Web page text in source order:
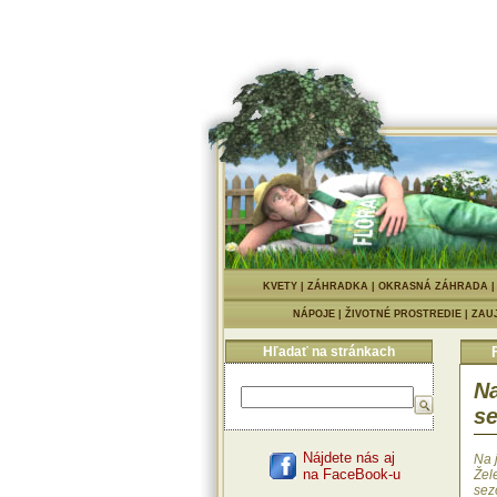
KVETY ZÁHRADKA OKRASNÁ ZÁHRADA
NÁPOJE ŽIVOTNÉ PROSTREDIE
Hľadať na stránkach
Nájdete nás aj
na FaceBook-u
Na